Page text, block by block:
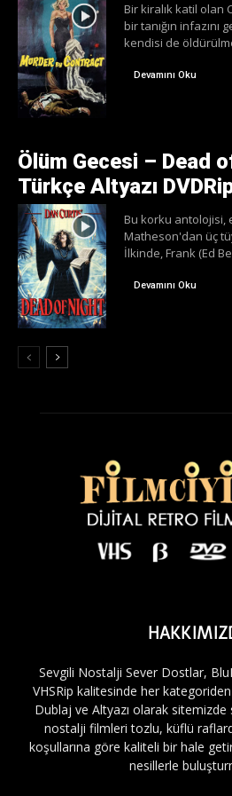
Bir kiralık katil olan
bir tanığın infazını
kendisi de
Devamını Oku
Ölüm Gecesi – Dead
Türkçe Altyazı
Bu korku antolojisi,
Matheson'dan üç
İlkinde, Frank (Ed
Devamını Oku
Sevgili Nostalji Sever Dostlar,
VHSRip kalitesinde her
Dublaj ve Altyazı olarak sitemizde
nostalji filmleri tozlu, küflü
koşullarına göre kaliteli bir hale
nesillerle